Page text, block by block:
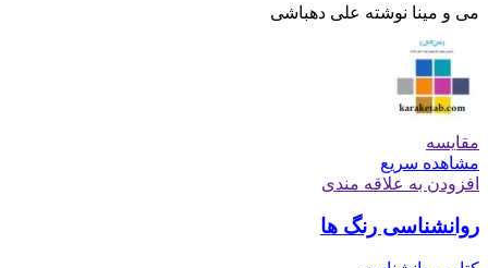
می و مینا نوشته علی دهباشی
مقایسه
مشاهده سریع
افزودن به علاقه مندی
روانشناسی رنگ ها